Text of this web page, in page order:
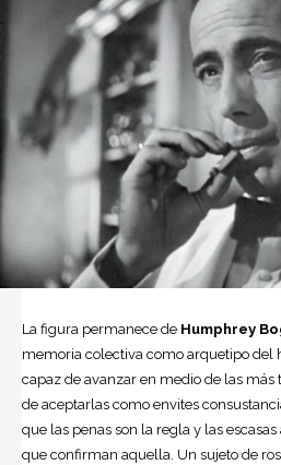
La figura permanece de Humphrey
memoria colectiva como arquetipo del
capaz de avanzar en medio de las más
de aceptarlas como envites
que las penas son la regla y las
que confirman aquella. Un sujeto de